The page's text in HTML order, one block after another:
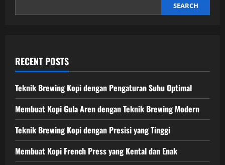
SEARCH
RECENT POSTS
Teknik Brewing Kopi dengan Pengaturan Suhu Optimal
Membuat Kopi Gula Aren dengan Teknik Brewing Modern
Teknik Brewing Kopi dengan Presisi yang Tinggi
Membuat Kopi French Press yang Kental dan Enak